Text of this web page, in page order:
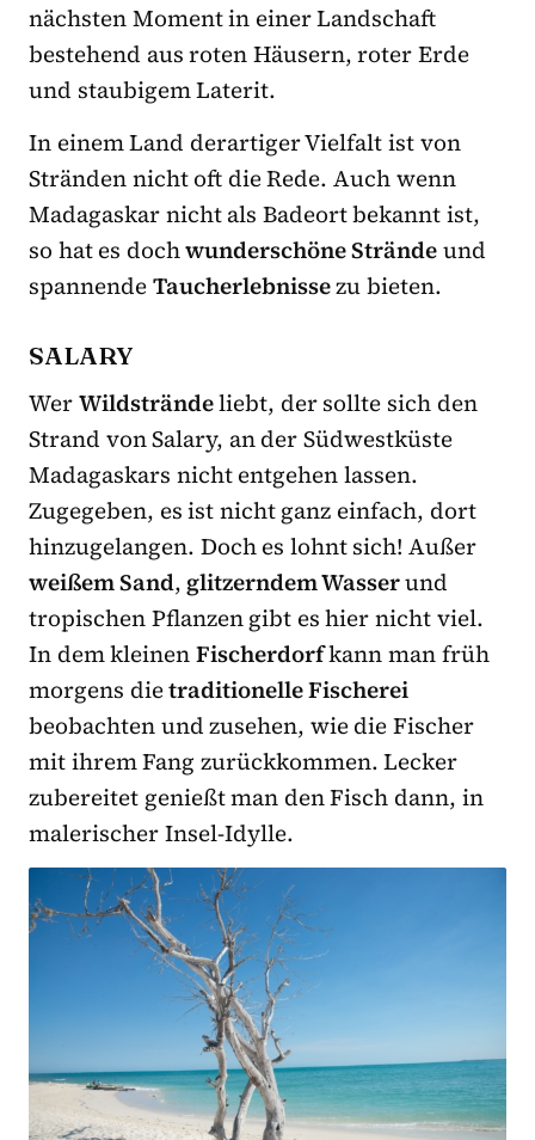
nächsten Moment in einer Landschaft
bestehend aus roten Häusern, roter Erde
und staubigem Laterit.
In einem Land derartiger Vielfalt ist von
Stränden nicht oft die Rede. Auch wenn
Madagaskar nicht als Badeort bekannt ist,
so hat es dochwunderschöne Strändeund
spannendeTaucherlebnissezu bieten.
SALARY
WerWildsträndeliebt, der sollte sich den
Strand von Salary, an der Südwestküste
Madagaskars nicht entgehen lassen.
Zugegeben, es ist nicht ganz einfach, dort
hinzugelangen. Doch es lohnt sich! Außer
weißem Sand, glitzerndem Wasserund
tropischen Pflanzen gibt es hier nicht viel.
In dem kleinenFischerdorfkann man früh
morgens dietraditionelle Fischerei
beobachten und zusehen, wie die Fischer
mit ihrem Fang zurückkommen. Lecker
zubereitet genießt man den Fisch dann, in
malerischer Insel-Idylle.